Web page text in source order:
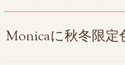
Monicaに秋冬限定